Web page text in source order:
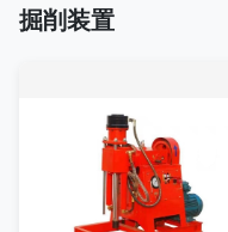
掘削装置